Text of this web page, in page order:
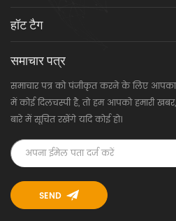
हॉट टैग
समाचार पत्र
समाचार पत्र को पंजीकृत करने के लिए आपका
में कोई दिलचस्पी है, तो हम आपको हमारी
बारे में सूचित रखेंगे यदि कोई हो।